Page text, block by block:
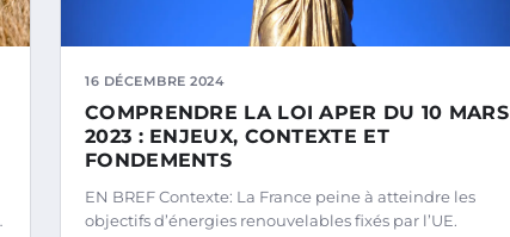
16 DÉCEMBRE 2024
COMPRENDRE LA LOI APER DU 10 MARS
2023 : ENJEUX, CONTEXTE ET
FONDEMENTS
EN BREF Contexte: La France peine à atteindre les
objectifs d’énergies renouvelables fixés par l’UE.